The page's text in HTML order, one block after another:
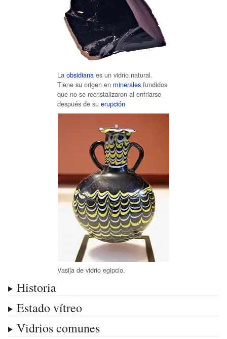
La obsidiana es un vidrio natural.
Tiene su origen en minerales fundidos
que no se recristalizaron al enfriarse
después de su erupción
Vasija de vidrio egipcio.
Historia
Estado vítreo
Vidrios comunes